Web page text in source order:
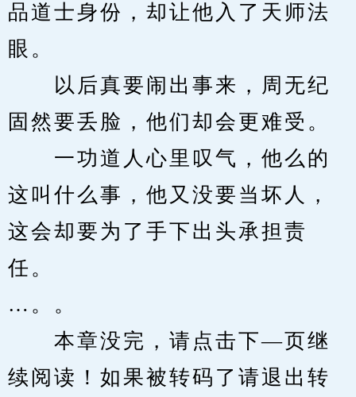
品道士身份，却让他入了天师法
眼。
以后真要闹出事来，周无纪
固然要丢脸，他们却会更难受。
一功道人心里叹气，他么的
这叫什么事，他又没要当坏人，
这会却要为了手下出头承担责
任。
…。。
本章没完，请点击下—页继
续阅读！如果被转码了请退出转